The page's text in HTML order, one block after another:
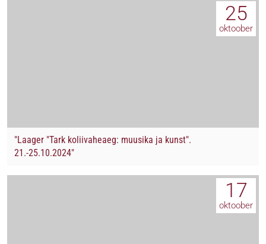
25
oktoober
"Laager "Tark koliivaheaeg: muusika ja kunst".
21.-25.10.2024"
17
oktoober